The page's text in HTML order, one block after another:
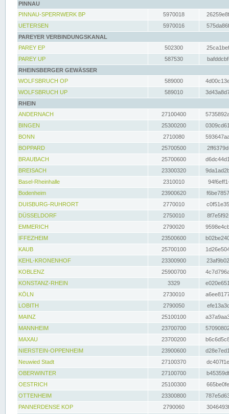
PINNAU
PINNAU-SPERRWERK BP
5970018
UETERSEN
5970016
PAREYER VERBINDUNGSKANAL
PAREY EP
502300
PAREY UP
587530
RHEINSBERGER GEWÄSSER
WOLFSBRUCH OP
589000
WOLFSBRUCH UP
589010
RHEIN
ANDERNACH
27100400
BINGEN
25300200
BONN
2710080
BOPPARD
25700500
BRAUBACH
25700600
BREISACH
23300320
Basel-Rheinhalle
2310010
Bodenheim
23900620
DUISBURG-RUHRORT
2770010
DÜSSELDORF
2750010
EMMERICH
2790020
IFFEZHEIM
23500600
KAUB
25700100
KEHL-KRONENHOF
23300900
KOBLENZ
25900700
KONSTANZ-RHEIN
3329
KÖLN
2730010
LOBITH
2790050
MAINZ
25100100
MANNHEIM
23700700
MAXAU
23700200
NIERSTEIN-OPPENHEIM
23900600
Neuwied Stadt
27100370
OBERWINTER
27100700
OESTRICH
25100300
OTTENHEIM
23300800
PANNERDENSE KOP
2790060